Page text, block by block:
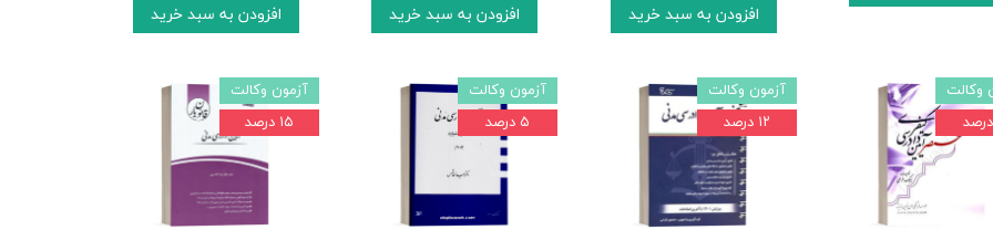
افزودن به سبد خرید افزودن به سبد خرید افزودن به سبد خرید
وکالت
آزمون وکالت
۱۲ درصد
آزمون وکالت
۵ درصد
آزمون وکالت
۱۵ درصد